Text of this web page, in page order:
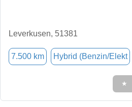
Leverkusen, 51381
7.500 km Hybrid (Benzin/Elekt
★